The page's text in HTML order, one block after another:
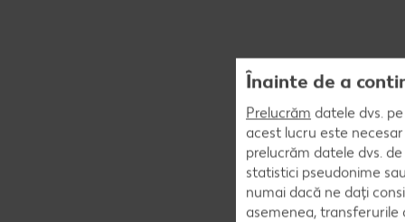
Înainte de a
Prelucrăm datele dvs.
acest lucru este
prelucrăm datele dvs.
statistici pseudonime
numai dacă ne dați
asemenea,